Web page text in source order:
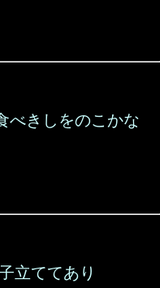
べきしをのこかな
立ててあり